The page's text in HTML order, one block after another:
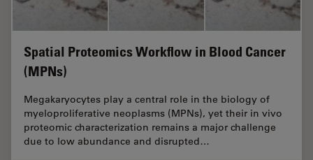
Spatial Proteomics Workflow in Blood Cancer
(MPNs)
Megakaryocytes play a central role in the biology of
myeloproliferative neoplasms (MPNs), yet their in vivo
proteomic characterization remains a major challenge
due to low abundance and disrupted…